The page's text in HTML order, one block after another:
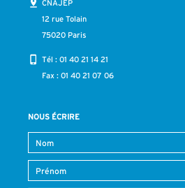
CNAJEP
12 rue Tolain
75020 Paris
Tél : 01 40 21 14 21
Fax : 01 40 21 07 06
NOUS ÉCRIRE